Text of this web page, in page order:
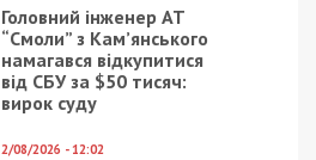
Головний інженер АТ
“Смоли” з Кам’янського
намагався відкупитися
від СБУ за $50 тисяч:
вирок суду
2/08/2026 - 12:02